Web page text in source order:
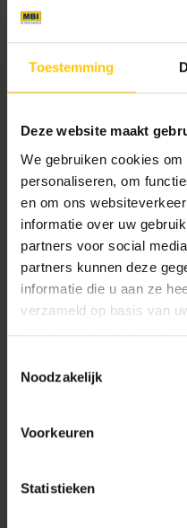
Toestemming
Deze website maakt
We gebruiken cookies
personaliseren, om
en om ons
informatie over uw
partners voor social
partners kunnen deze
informatie die u aan ze
verzameld op basis van
gaat akkoord met onze
Noodzakelijk
Voorkeuren
Statistieken
Kampen
KOMO-certificaat
CE-certificaat
van beton (Kampen)
Windkracht certificaat
Nieuw-Lekkerland
NL-BSB-certificaat
van beton (Nieuw-